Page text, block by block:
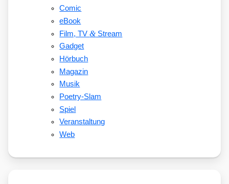
Comic
eBook
Film, TV&Stream
Gadget
Hörbuch
Magazin
Musik
Poetry-Slam
Spiel
Veranstaltung
Web